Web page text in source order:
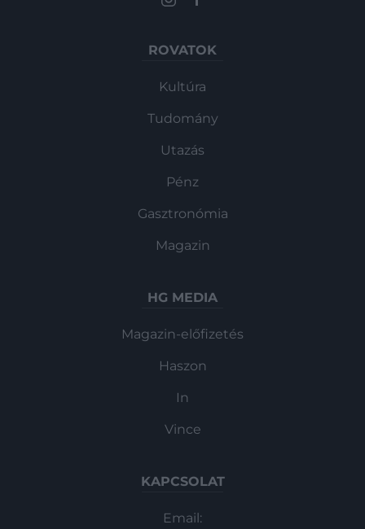
ROVATOK
Kultúra
Tudomány
Utazás
Pénz
Gasztronómia
Magazin
HG MEDIA
Magazin-előfizetés
Haszon
In
Vince
KAPCSOLAT
Email: